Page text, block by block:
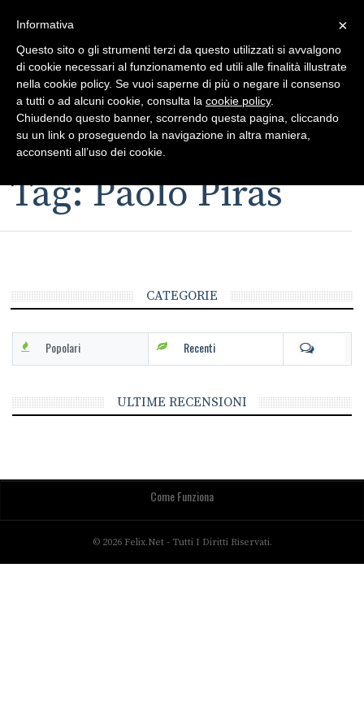
Toggle
Toggle
navigation
Tag: Paolo Piras
CATEGORIE
Popolari Recenti
ULTIME RECENSIONI
Come Funziona
© 2026 Felix.net - Tutti I Diritti Riservati.
×
Informativa
Questo sito o gli strumenti terzi da questo utilizzati si avvalgono
di cookie necessari al funzionamento ed utili alle finalità illustrate
nella cookie policy. Se vuoi saperne di più o negare il consenso
a tutti o ad alcuni cookie, consulta la cookie policy.
Chiudendo questo banner, scorrendo questa pagina, cliccando
su un link o proseguendo la navigazione in altra maniera,
acconsenti all’uso dei cookie.